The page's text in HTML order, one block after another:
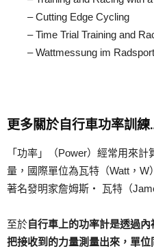
– Cutting Edge Cycling
– Time Trial Training and
– Wattmessung im
更多關於自行車功率訓
「功率」（Power）經常用來
量，國際單位為瓦特（Watt，
著名發明家詹姆斯‧ 瓦特（
至於自行車上的功率計是透過
把接收到的力量測量出來，單